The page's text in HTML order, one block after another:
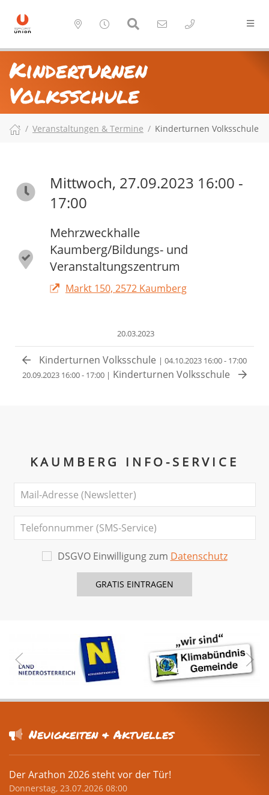
Kinderturnen
Volksschule
Veranstaltungen & Termine Kinderturnen Volksschule
Mittwoch, 27.09.2023 16:00 -
17:00
Mehrzweckhalle
Kaumberg/Bildungs- und
Veranstaltungszentrum
Markt 150, 2572 Kaumberg
20.03.2023
Kinderturnen Volksschule | 04.10.2023 16:00 - 17:00
20.09.2023 16:00 - 17:00 | Kinderturnen Volksschule
KAUMBERG INFO-SERVICE
DSGVO Einwilligung zum Datenschutz
Neuigkeiten & Aktuelles
Der Arathon 2026 steht vor der Tür!
Donnerstag, 23.07.2026 08:00